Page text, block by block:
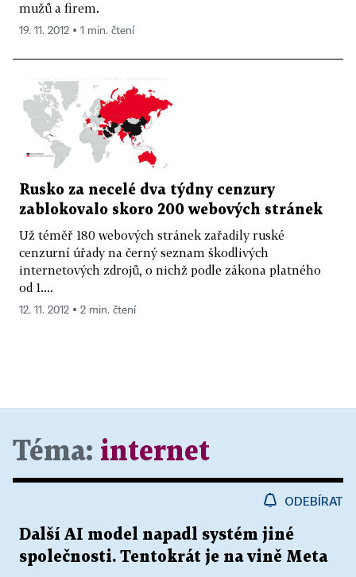
mužů a firem.
19. 11. 2012 ▪ 1 min. čtení
Rusko za necelé dva týdny cenzury
zablokovalo skoro 200 webových stránek
Už téměř 180 webových stránek zařadily ruské
cenzurní úřady na černý seznam škodlivých
internetových zdrojů, o nichž podle zákona platného
od 1....
12. 11. 2012 ▪ 2 min. čtení
Téma: internet
ODEBÍRAT
Další AI model napadl systém jiné
společnosti. Tentokrát je na vině Meta